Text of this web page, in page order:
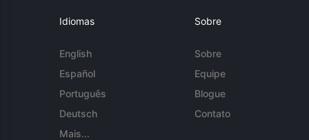
Idiomas
English
Español
Português
Deutsch
Mais...
Sobre
Sobre
Equipe
Blogue
Contato